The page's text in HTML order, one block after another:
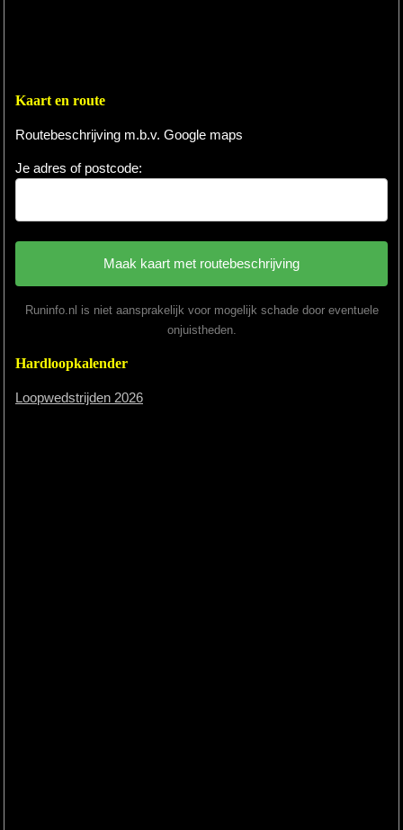
Kaart en route
Routebeschrijving m.b.v. Google maps
Je adres of postcode:
Runinfo.nl is niet aansprakelijk voor mogelijk schade door eventuele
onjuistheden.
Hardloopkalender
Loopwedstrijden 2026